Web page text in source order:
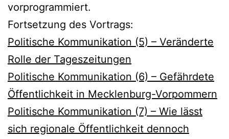
vorprogrammiert.
Fortsetzung des Vortrags:
Politische Kommunikation (5) – Veränderte
Rolle der Tageszeitungen
Politische Kommunikation (6) – Gefährdete
Öffentlichkeit in Mecklenburg-Vorpommern
Politische Kommunikation (7) – Wie lässt
sich regionale Öffentlichkeit dennoch